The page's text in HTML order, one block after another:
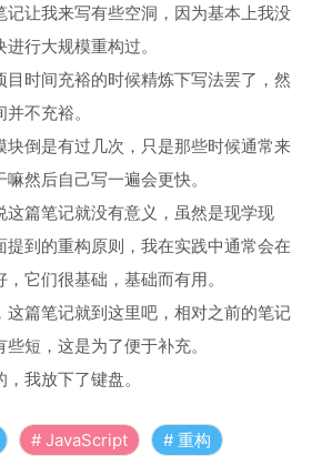
记让我来写有些空洞，因为基本上我没
行大规模重构过。
目时间充裕的时候精炼下写法罢了，然
不充裕。
块倒是有过几次，只是那些时候通常来
然后自己写一遍会更快。
这篇笔记就没有意义，虽然是现学现
提到的重构原则，我在实践中通常会在
它们很基础，基础而有用。
这篇笔记就到这里吧，相对之前的笔记
短，这是为了便于补充。
我放下了键盘。
JavaScript 重构